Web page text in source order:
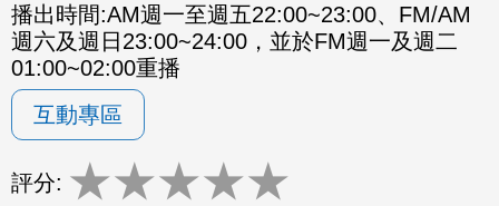
播出時間:AM週一至週五22:00~23:00、FM/AM
週六及週日23:00~24:00，並於FM週一及週二
01:00~02:00重播
互動專區
評分: ★★★★★